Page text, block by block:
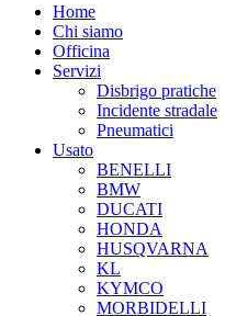
Home
Chi siamo
Officina
Servizi
Disbrigo pratiche
Incidente stradale
Pneumatici
Usato
BENELLI
BMW
DUCATI
HONDA
HUSQVARNA
KL
KYMCO
MORBIDELLI